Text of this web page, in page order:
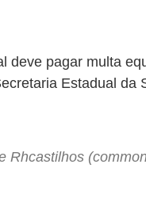
pagar multa
Estadual
Rhcastilhos